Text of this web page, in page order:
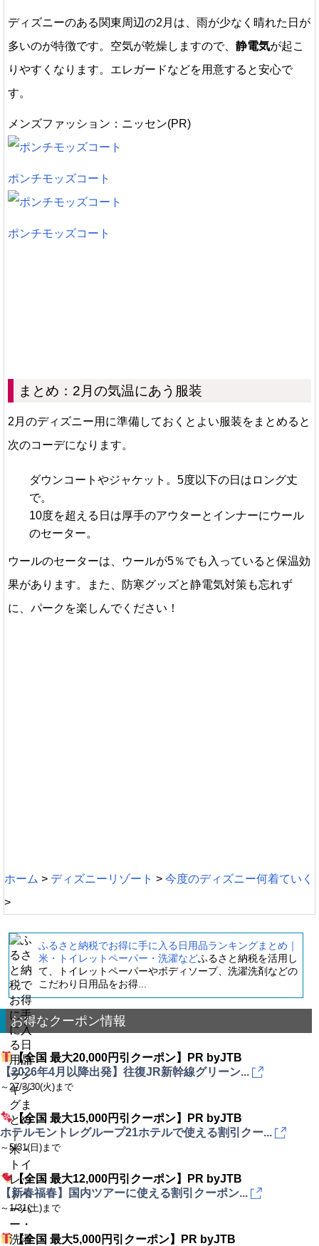
ディズニーのある関東周辺の2月は、雨が少なく晴れた日が
多いのが特徴です。空気が乾燥しますので、 静電気が起こ
りやすくなります。エレガードなどを用意すると安心で
す。
メンズファッション：ニッセン(PR)
ポンチモッズコート
ポンチモッズコート
まとめ：2月の気温にあう服装
2月のディズニー用に準備しておくとよい服装をまとめると
次のコーデになります。
ダウンコートやジャケット。5度以下の日はロング丈
で。
10度を超える日は厚手のアウターとインナーにウール
のセーター。
ウールのセーターは、ウールが5％でも入っていると保温効
果があります。また、防寒グッズと静電気対策も忘れず
に、パークを楽しんでください！
ホーム > ディズニーリゾート > 今度のディズニー何着ていく
>
ふるさと納税でお得に手に入る日用品ランキングまとめ｜
米・トイレットペーパー・洗濯などふるさと納税を活用し
て、トイレットペーパーやボディソープ、洗濯洗剤などの
こだわり日用品をお得...
お得なクーポン情報
【全国 最大20,000円引クーポン】PR byJTB
【2026年4月以降出発】往復JR新幹線グリーン...
～27/3/30(火)まで
【全国 最大15,000円引クーポン】PR byJTB
ホテルモントレグループ21ホテルで使える割引クー...
～5/31(日)まで
【全国 最大12,000円引クーポン】PR byJTB
【新春福春】国内ツアーに使える割引クーポン...
～1/31(土)まで
【全国 最大5,000円引クーポン】PR byJTB